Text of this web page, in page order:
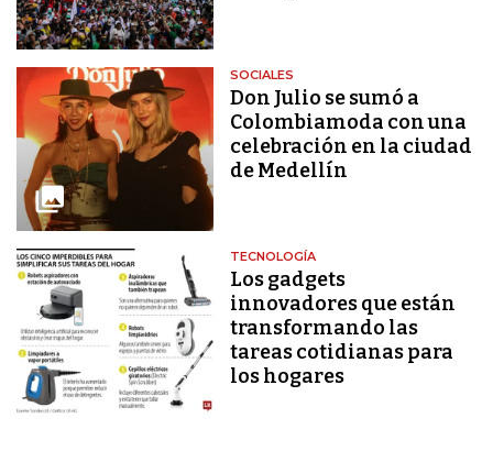
SOCIALES
Don Julio se sumó a
Colombiamoda con una
celebración en la ciudad
de Medellín
TECNOLOGÍA
Los gadgets
innovadores que están
transformando las
tareas cotidianas para
los hogares